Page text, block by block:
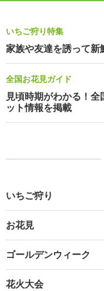
いちご狩り特集
家族や友達を誘って新
全国お花見ガイド
見頃時期がわかる！
ット情報を掲載
いちご狩り
お花見
ゴールデンウィーク
花火大会